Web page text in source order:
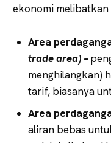
ekonomi
Area
trade area) –
menghilangkan)
tarif, biasanya
Area
aliran bebas